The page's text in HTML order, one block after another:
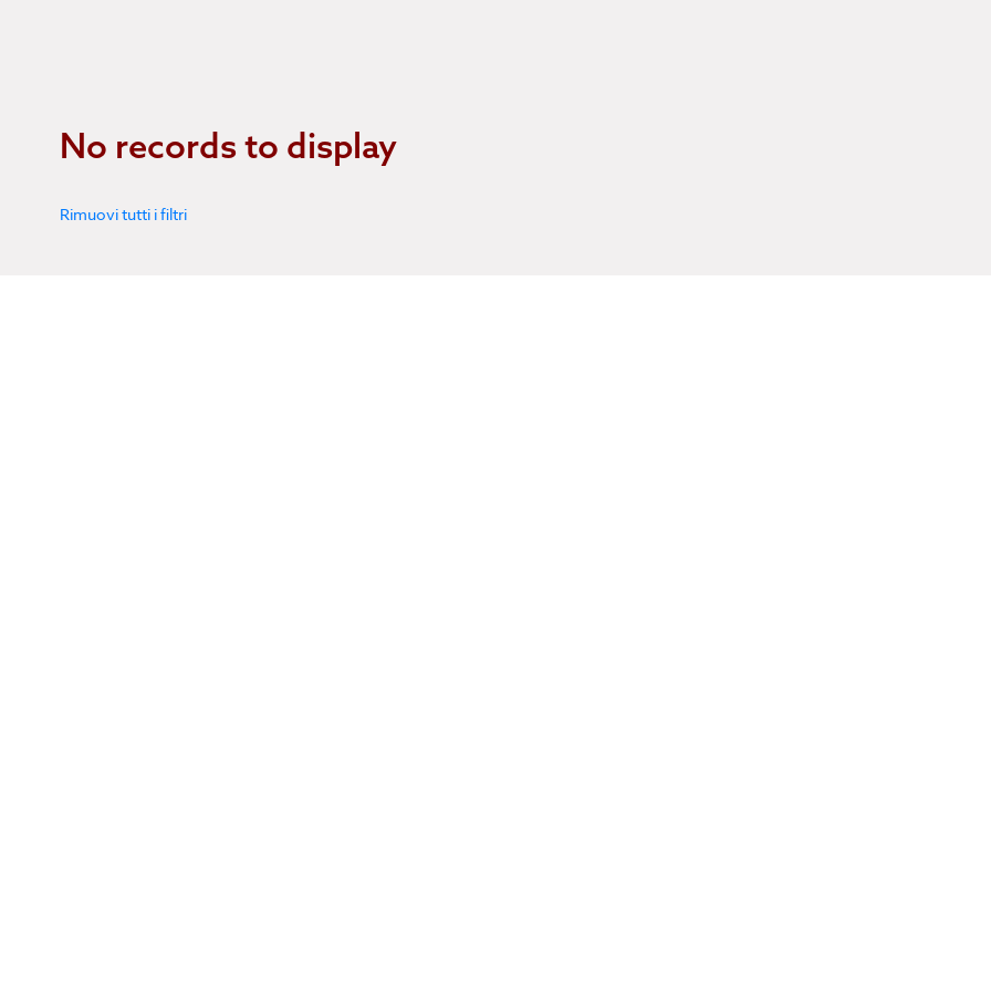
No records to display
Rimuovi tutti i filtri